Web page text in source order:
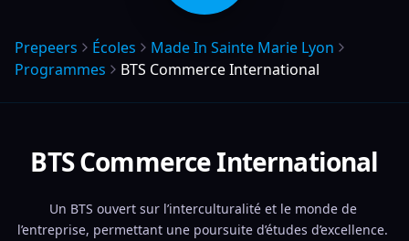
Prepeers Écoles
Made In Sainte Marie Lyon
Programmes
BTS Commerce International
BTS Commerce International
Un BTS ouvert sur l’interculturalité et le monde de
l’entreprise, permettant une poursuite d’études d’excellence.